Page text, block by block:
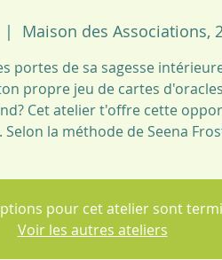
|
Maison des Associations,
portes de sa sagesse
propre jeu de cartes
Cet atelier t'offre cette
Selon la méthode de Seena
pour cet atelier sont
Voir les autres ateliers